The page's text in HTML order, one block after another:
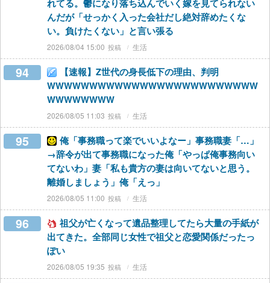
れてる。鬱になり落ち込んでいく嫁を見てられない
んだが「せっかく入った会社だし絶対辞めたくな
い。負けたくない」と言い張る
2026/08/04 15:00 生活
94
【速報】Z世代の身長低下の理由、判明
WWWWWWWWWWWWWWWWWWWWWWWWW
WWWWWWWW
2026/08/05 11:03 生活
95
俺「事務職って楽でいいよなー」事務職妻「…」
→辞令が出て事務職になった俺「やっぱ俺事務向い
てないわ」妻「私も貴方の妻は向いてないと思う。
離婚しましょう」俺「えっ」
2026/08/05 11:00 生活
96
祖父が亡くなって遺品整理してたら大量の手紙が
出てきた。全部同じ女性で祖父と恋愛関係だったっ
ぽい
2026/08/05 19:35 生活